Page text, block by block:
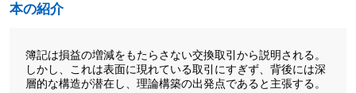
本の紹介
簿記は損益の増減をもたらさない交換取引から説明される。
しかし、これは表面に現れている取引にすぎず、背後には深
層的な構造が潜在し、理論構築の出発点であると主張する。